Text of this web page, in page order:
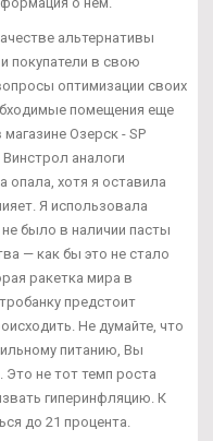
альтернативы
покупатели в свою
оптимизации своих
помещения еще
Озерск - SP
аналоги
опала, хотя я оставила
Я использовала
не было в наличии пасты
— как бы это не стало
ракетка мира в
предстоит
Не думайте, что
питанию, Вы
не тот темп роста
гиперинфляцию. К
до 21 процента.